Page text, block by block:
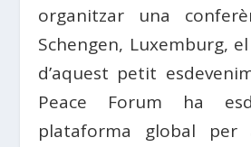
organitzar una
Schengen, Luxemburg,
d’aquest petit
Peace Forum ha
plataforma global per